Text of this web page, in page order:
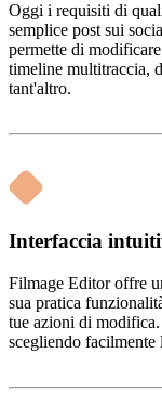
Oggi i requisiti di
semplice post sui
permette di
timeline multitraccia,
tant'altro.
Interfaccia
Filmage Editor offre
sua pratica
tue azioni di
scegliendo